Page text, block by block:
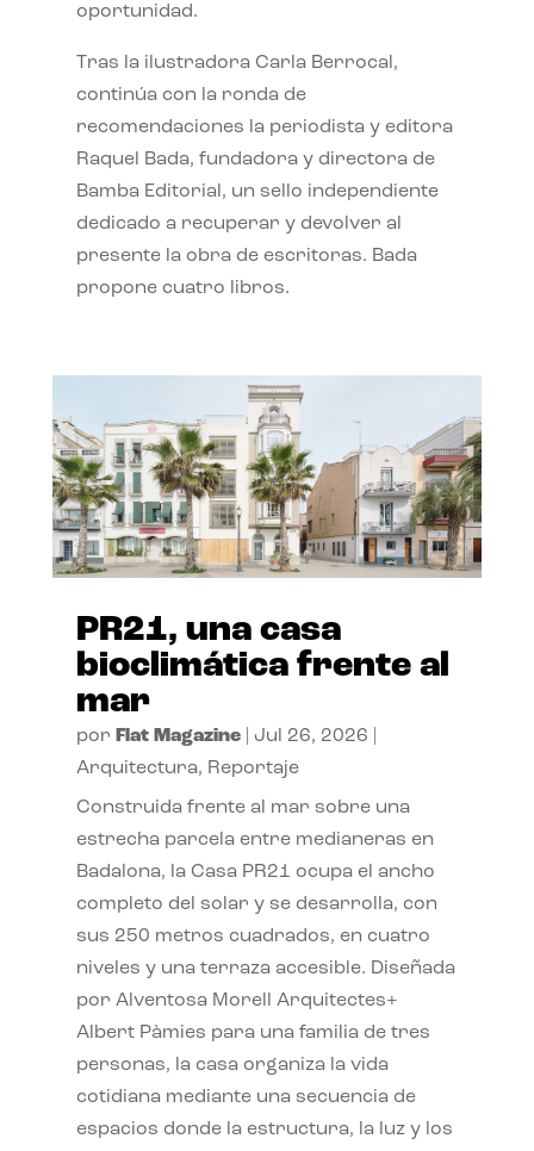
oportunidad.
Tras la ilustradora Carla Berrocal,
continúa con la ronda de
recomendaciones la periodista y editora
Raquel Bada, fundadora y directora de
Bamba Editorial, un sello independiente
dedicado a recuperar y devolver al
presente la obra de escritoras. Bada
propone cuatro libros.
PR21, una casa
bioclimática frente al
mar
por Flat Magazine| Jul 26, 2026
Arquitectura, Reportaje
Construida frente al mar sobre una
estrecha parcela entre medianeras en
Badalona, la Casa PR21 ocupa el ancho
completo del solar y se desarrolla, con
sus 250 metros cuadrados, en cuatro
niveles y una terraza accesible. Diseñada
por Alventosa Morell Arquitectes+
Albert Pàmies para una familia de tres
personas, la casa organiza la vida
cotidiana mediante una secuencia de
espacios donde la estructura, la luz y los